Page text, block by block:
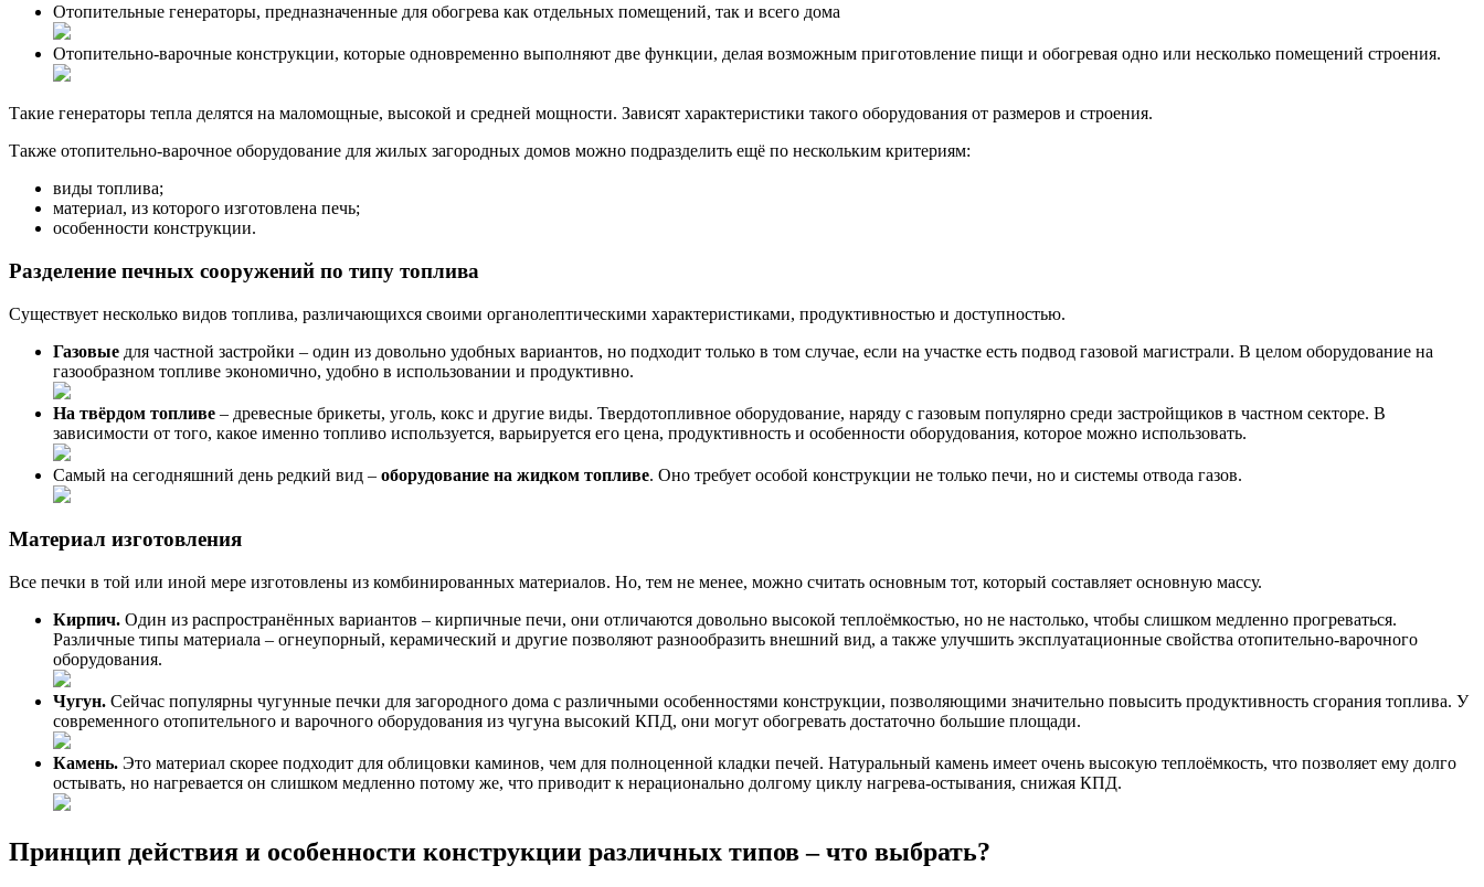
Отопительные генераторы, предназначенные для обогрева как отдельных помещений, так и всего дома
Отопительно-варочные конструкции, которые одновременно выполняют две функции, делая возможным приготовление пищи и обогревая одно или несколько помещений строения.
Такие генераторы тепла делятся на маломощные, высокой и средней мощности. Зависят характеристики такого оборудования от размеров и строения.
Также отопительно-варочное оборудование для жилых загородных домов можно подразделить ещё по нескольким критериям:
виды топлива;
материал, из которого изготовлена печь;
особенности конструкции.
Разделение печных сооружений по типу топлива
Существует несколько видов топлива, различающихся своими органолептическими характеристиками, продуктивностью и доступностью.
Газовые для частной застройки – один из довольно удобных вариантов, но подходит только в том случае, если на участке есть подвод газовой магистрали. В целом оборудование на
газообразном топливе экономично, удобно в использовании и продуктивно.
На твёрдом топливе – древесные брикеты, уголь, кокс и другие виды. Твердотопливное оборудование, наряду с газовым популярно среди застройщиков в частном секторе. В
зависимости от того, какое именно топливо используется, варьируется его цена, продуктивность и особенности оборудования, которое можно использовать.
Самый на сегодняшний день редкий вид – оборудование на жидком топливе. Оно требует особой конструкции не только печи, но и системы отвода газов.
Материал изготовления
Все печки в той или иной мере изготовлены из комбинированных материалов. Но, тем не менее, можно считать основным тот, который составляет основную массу.
Кирпич. Один из распространённых вариантов – кирпичные печи, они отличаются довольно высокой теплоёмкостью, но не настолько, чтобы слишком медленно прогреваться.
Различные типы материала – огнеупорный, керамический и другие позволяют разнообразить внешний вид, а также улучшить эксплуатационные свойства отопительно-варочного
оборудования.
Чугун. Сейчас популярны чугунные печки для загородного дома с различными особенностями конструкции, позволяющими значительно повысить продуктивность сгорания топлива. У
современного отопительного и варочного оборудования из чугуна высокий КПД, они могут обогревать достаточно большие площади.
Камень. Это материал скорее подходит для облицовки каминов, чем для полноценной кладки печей. Натуральный камень имеет очень высокую теплоёмкость, что позволяет ему долго
остывать, но нагревается он слишком медленно потому же, что приводит к нерационально долгому циклу нагрева-остывания, снижая КПД.
Принцип действия и особенности конструкции различных типов – что выбрать?